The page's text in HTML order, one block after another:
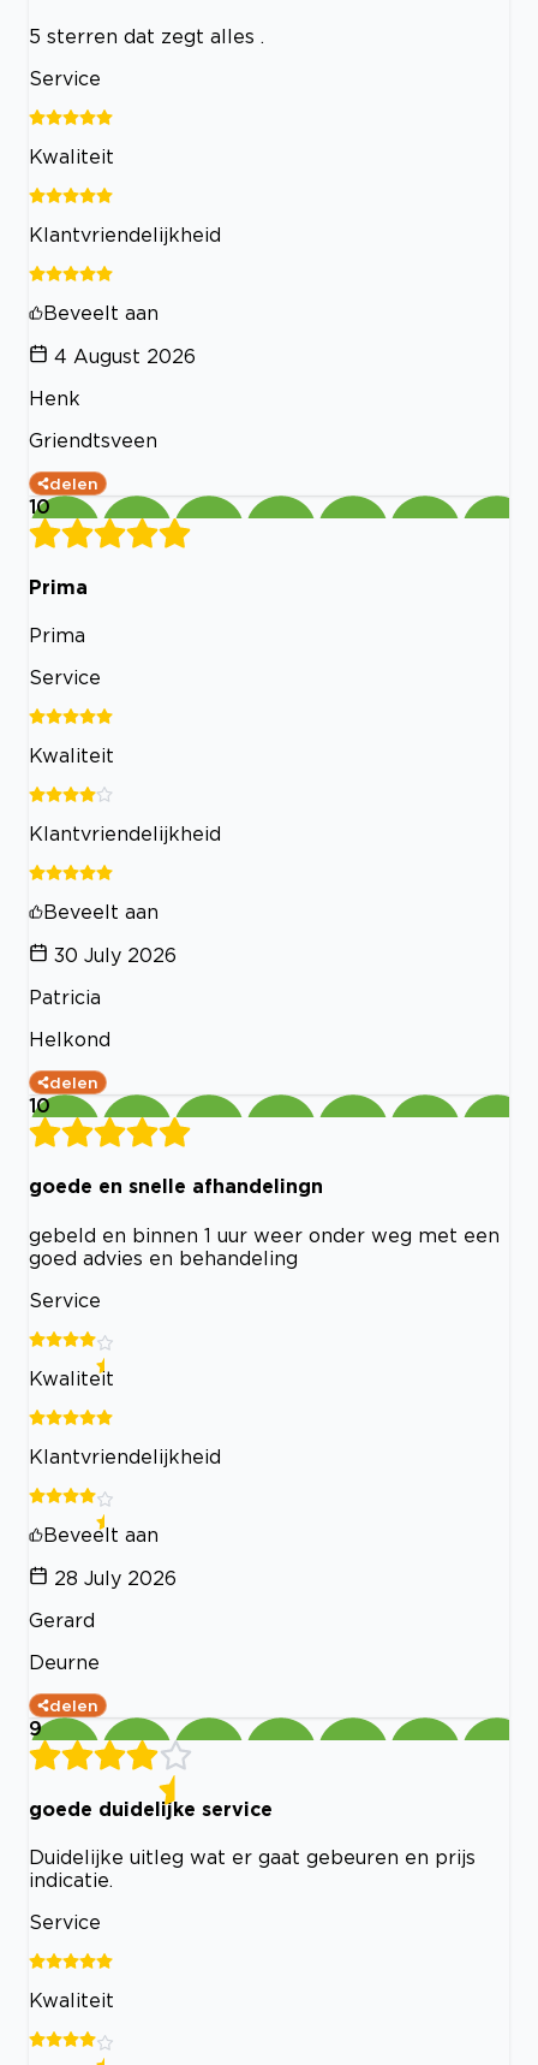
5 sterren dat zegt alles .
Service
Kwaliteit
Klantvriendelijkheid
Beveelt aan
4 August 2026
Henk
Griendtsveen
delen
10
Prima
Prima
Service
Kwaliteit
Klantvriendelijkheid
Beveelt aan
30 July 2026
Patricia
Helkond
delen
10
goede en snelle afhandelingn
gebeld en binnen 1 uur weer onder weg met een
goed advies en behandeling
Service
Kwaliteit
Klantvriendelijkheid
Beveelt aan
28 July 2026
Gerard
Deurne
delen
9
goede duidelijke service
Duidelijke uitleg wat er gaat gebeuren en prijs
indicatie.
Service
Kwaliteit